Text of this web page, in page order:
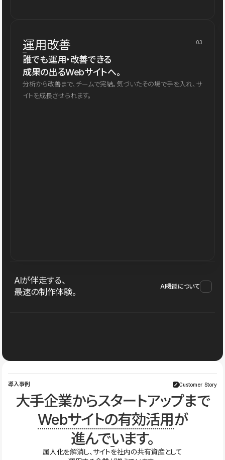
運用改善 03
誰でも運用・改善できる
成果の出るWebサイトへ。
分析から改善まで、チームで完結。気づいたその場で手を入れ、サ
イトを成長させられます。
AIが伴走する、
最速の制作体験。
AI機能について
導入事例 Customer Story
大手企業からスタートアップまで
Webサイトの有効活用が
進んでいます。
属人化を解消し、サイトを社内の共有資産として